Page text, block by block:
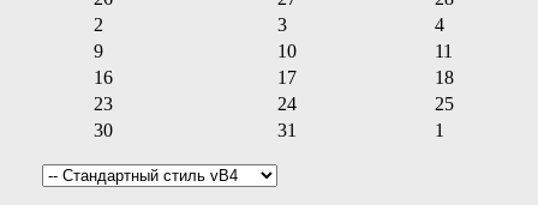
2
3
4
9
10
11
16
17
18
23
24
25
30
31 1